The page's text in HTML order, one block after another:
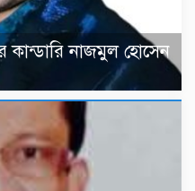
কান্ডারি নাজমুল হোসেন